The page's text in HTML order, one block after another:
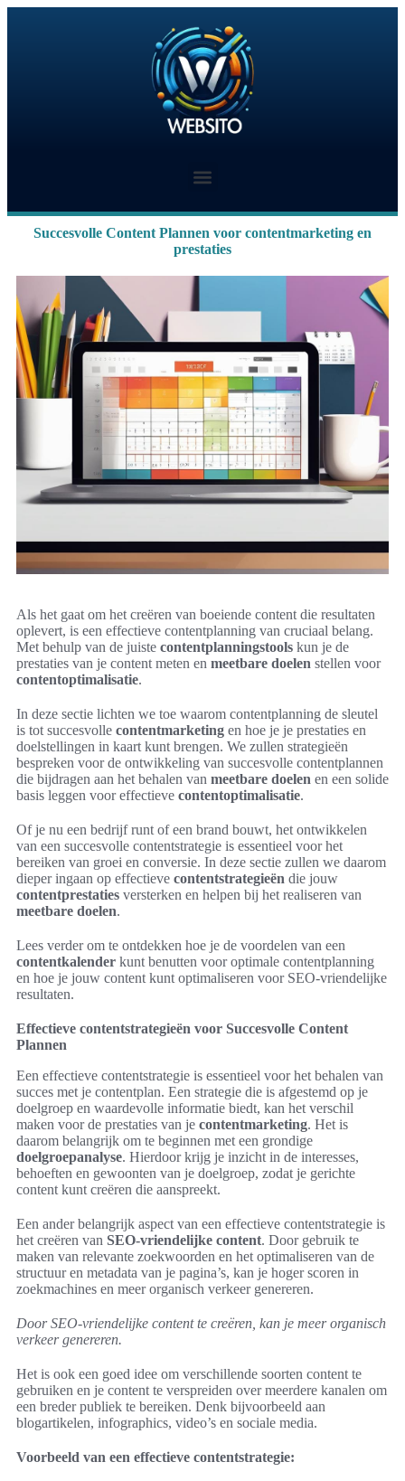
Succesvolle Content Plannen voor contentmarketing en
prestaties
Als het gaat om het creëren van boeiende content die resultaten
oplevert, is een effectieve contentplanning van cruciaal belang.
Met behulp van de juiste contentplanningstools kun je de
prestaties van je content meten en meetbare doelen stellen voor
contentoptimalisatie.
In deze sectie lichten we toe waarom contentplanning de sleutel
is tot succesvolle contentmarketing en hoe je je prestaties en
doelstellingen in kaart kunt brengen. We zullen strategieën
bespreken voor de ontwikkeling van succesvolle contentplannen
die bijdragen aan het behalen van meetbare doelen en een solide
basis leggen voor effectieve contentoptimalisatie.
Of je nu een bedrijf runt of een brand bouwt, het ontwikkelen
van een succesvolle contentstrategie is essentieel voor het
bereiken van groei en conversie. In deze sectie zullen we daarom
dieper ingaan op effectieve contentstrategieën die jouw
contentprestaties versterken en helpen bij het realiseren van
meetbare doelen.
Lees verder om te ontdekken hoe je de voordelen van een
contentkalender kunt benutten voor optimale contentplanning
en hoe je jouw content kunt optimaliseren voor SEO-vriendelijke
resultaten.
Effectieve contentstrategieën voor Succesvolle Content
Plannen
Een effectieve contentstrategie is essentieel voor het behalen van
succes met je contentplan. Een strategie die is afgestemd op je
doelgroep en waardevolle informatie biedt, kan het verschil
maken voor de prestaties van je contentmarketing. Het is
daarom belangrijk om te beginnen met een grondige
doelgroepanalyse. Hierdoor krijg je inzicht in de interesses,
behoeften en gewoonten van je doelgroep, zodat je gerichte
content kunt creëren die aanspreekt.
Een ander belangrijk aspect van een effectieve contentstrategie is
het creëren van SEO-vriendelijke content. Door gebruik te
maken van relevante zoekwoorden en het optimaliseren van de
structuur en metadata van je pagina’s, kan je hoger scoren in
zoekmachines en meer organisch verkeer genereren.
Door SEO-vriendelijke content te creëren, kan je meer organisch
verkeer genereren.
Het is ook een goed idee om verschillende soorten content te
gebruiken en je content te verspreiden over meerdere kanalen om
een breder publiek te bereiken. Denk bijvoorbeeld aan
blogartikelen, infographics, video’s en sociale media.
Voorbeeld van een effectieve contentstrategie: